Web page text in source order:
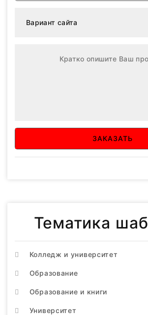
ЗАКАЗАТЬ
Тематика
Колледж и университет
Образование
Образование и книги
Университет